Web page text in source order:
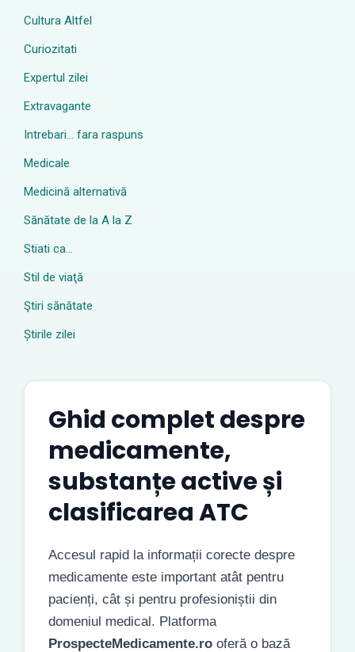
Cultura Altfel
Curiozitati
Expertul zilei
Extravagante
Intrebari… fara raspuns
Medicale
Medicină alternativă
Sănătate de la A la Z
Stiati ca…
Stil de viaţă
Ştiri sănătate
Știrile zilei
Ghid complet despre
medicamente,
substanțe active și
clasificarea ATC
Accesul rapid la informații corecte despre
medicamente este important atât pentru
pacienți, cât și pentru profesioniștii din
domeniul medical. Platforma
ProspecteMedicamente.ro oferă o bază